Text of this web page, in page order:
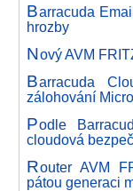
Barracuda
hrozby
Nový AVM
Barracuda
zálohování
Podle
cloudová
Router AVM
pátou generaci